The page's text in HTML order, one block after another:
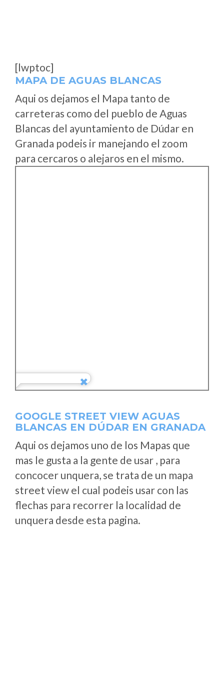
[lwptoc]
MAPA DE AGUAS BLANCAS
Aqui os dejamos el Mapa tanto de
carreteras como del pueblo de Aguas
Blancas del ayuntamiento de Dúdar en
Granada podeis ir manejando el zoom
para cercaros o alejaros en el mismo.
GOOGLE STREET VIEW AGUAS
BLANCAS EN DÚDAR EN GRANADA
Aqui os dejamos uno de los Mapas que
mas le gusta a la gente de usar , para
concocer unquera, se trata de un mapa
street view el cual podeis usar con las
flechas para recorrer la localidad de
unquera desde esta pagina.